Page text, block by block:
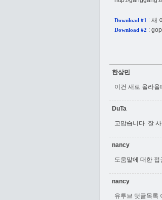
Download #1 : 새
Download #2 :
한상민
이건 새로 올라
DuTa
고맙습니다..잘
nancy
도움말에 대한
nancy
유투브 댓글목록